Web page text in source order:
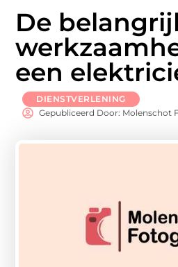
De
een
DIENSTVERLENING
Gepubliceerd Door: Molenschot